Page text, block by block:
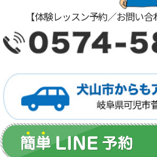
【体験レッスン予約／お問い